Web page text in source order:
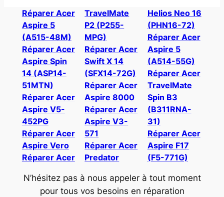
Réparer Acer
Aspire 5
(A515-48M)
Réparer Acer
Aspire Spin
14 (ASP14-
51MTN)
Réparer Acer
Aspire V5-
452PG
Réparer Acer
Aspire Vero
Réparer Acer
TravelMate
P2 (P255-
MPG)
Réparer Acer
Swift X 14
(SFX14-72G)
Réparer Acer
Aspire 8000
Réparer Acer
Aspire V3-
571
Réparer Acer
Predator
Helios Neo 16
(PHN16-72)
Réparer Acer
Aspire 5
(A514-55G)
Réparer Acer
TravelMate
Spin B3
(B311RNA-
31)
Réparer Acer
Aspire F17
(F5-771G)
N’hésitez pas à nous appeler à tout moment
pour tous vos besoins en réparation